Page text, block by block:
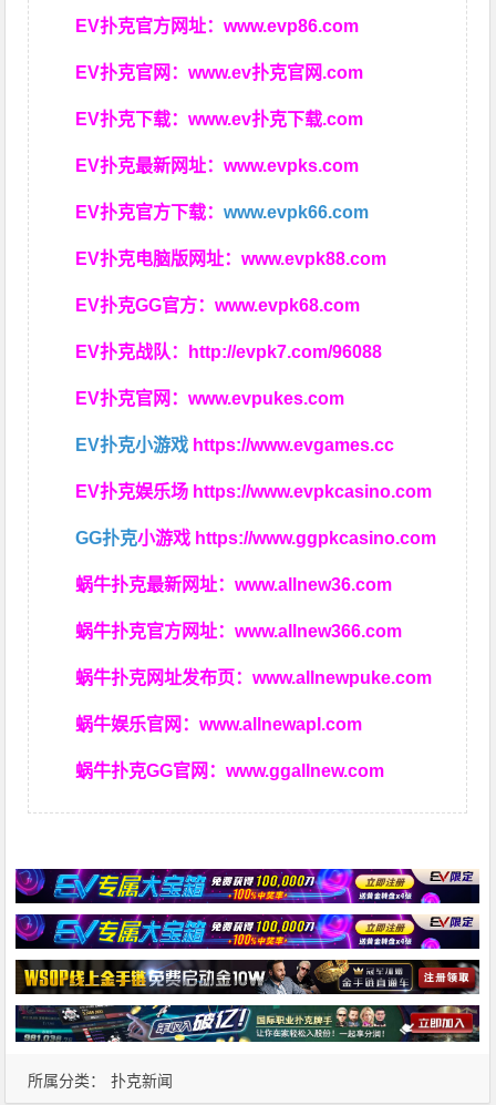
EV扑克官方网址：www.evp86.com
EV扑克官网：www.ev扑克官网.com
EV扑克下载：www.ev扑克下载.com
EV扑克最新网址：www.evpks.com
EV扑克官方下载：www.evpk66.com
EV扑克电脑版网址：www.evpk88.com
EV扑克GG官方：www.evpk68.com
EV扑克战队： http://evpk7.com/96088
EV扑克官网：www.evpukes.com
EV扑克小游戏 https://www.evgames.cc
EV扑克娱乐场 https://www.evpkcasino.com
GG扑克小游戏 https://www.ggpkcasino.com
蜗牛扑克最新网址：www.allnew36.com
蜗牛扑克官方网址：www.allnew366.com
蜗牛扑克网址发布页：www.allnewpuke.com
蜗牛娱乐官网：www.allnewapl.com
蜗牛扑克GG官网：www.ggallnew.com
所属分类： 扑克新闻